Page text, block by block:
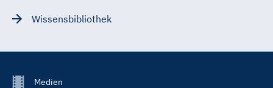
Wissensbibliothek
FooterMedien